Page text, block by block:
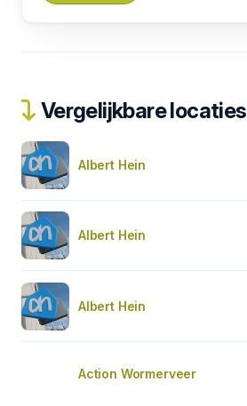
Vergelijkbare locaties
Albert Hein
Albert Hein
Albert Hein
Action Wormerveer